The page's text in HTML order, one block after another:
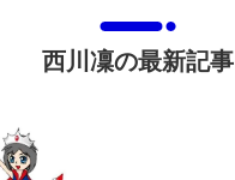
西川凜の最新記事